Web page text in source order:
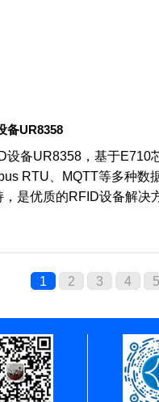
备UR8358
设备UR8358，基于
RTU、MQTT等多种
是优质的RFID设备解决
1 2 3 4 5